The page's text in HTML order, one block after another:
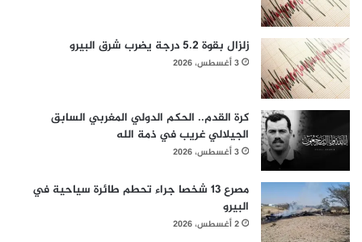
زلزال بقوة 5.2 درجة يضرب شرق البيرو
3 أغسطس، 2026
كرة القدم.. الحكم الدولي المغربي السابق
الجيلالي غريب في ذمة الله
3 أغسطس، 2026
مصرع 13 شخصا جراء تحطم طائرة سياحية في
البيرو
2 أغسطس، 2026